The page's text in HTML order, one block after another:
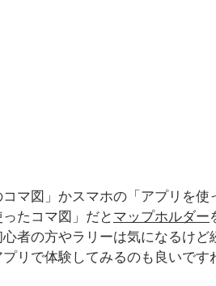
マ図」かスマホの「アプリを
たコマ図」だと マップホルダー
者の方やラリーは気になるけ
リで体験してみるのも良いです